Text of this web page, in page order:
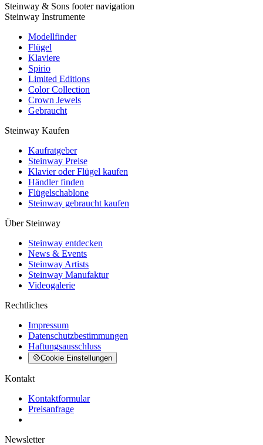
Steinway & Sons footer navigation
Steinway Instrumente
Modellfinder
Flügel
Klaviere
Spirio
Limited Editions
Color Collection
Crown Jewels
Gebraucht
Steinway Kaufen
Kaufratgeber
Steinway Preise
Klavier oder Flügel kaufen
Händler finden
Flügelschablone
Steinway gebraucht kaufen
Über Steinway
Steinway entdecken
News & Events
Steinway Artists
Steinway Manufaktur
Videogalerie
Rechtliches
Impressum
Datenschutzbestimmungen
Haftungsausschluss
Cookie Einstellungen
Kontakt
Kontaktformular
Preisanfrage
Newsletter